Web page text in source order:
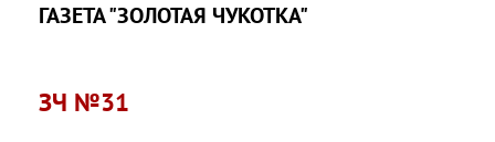
ГАЗЕТА "ЗОЛОТАЯ ЧУКОТКА"
ЗЧ №31